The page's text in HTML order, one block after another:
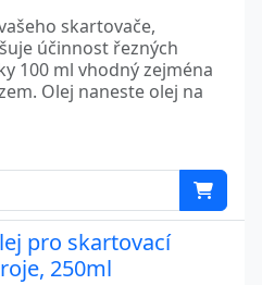
skartovače,
účinnost řezných
100 ml vhodný zejména
Olej naneste olej na
pro skartovací
250ml